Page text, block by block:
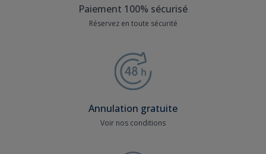
Paiement 100% sécurisé
Réservez en toute sécurité
Annulation gratuite
Voir nos conditions